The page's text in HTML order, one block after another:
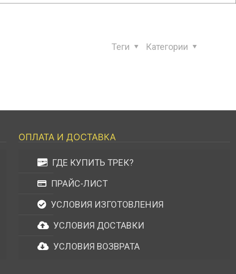
Категории
Теги
ОПЛАТА И ДОСТАВКА
ГДЕ КУПИТЬ ТРЕК?
ПРАЙС-ЛИСТ
УСЛОВИЯ ИЗГОТОВЛЕНИЯ
УСЛОВИЯ ДОСТАВКИ
УСЛОВИЯ ВОЗВРАТА